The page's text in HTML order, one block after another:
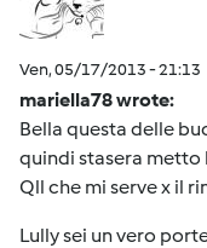
Ven, 05/17/2013 - 21:13
mariella78 wrote:
Bella questa delle
quindi stasera metto
Qll che mi serve x il
Lully sei un vero